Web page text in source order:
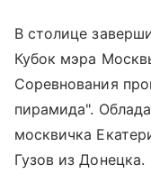
В столице
Кубок мэра
Соревнования
пирамида".
москвичка
Гузов из Донецка.